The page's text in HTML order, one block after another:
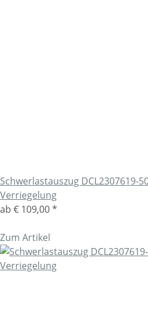
Schwerlastauszug DCL2307619-
Verriegelung
ab € 109,00*
Zum Artikel